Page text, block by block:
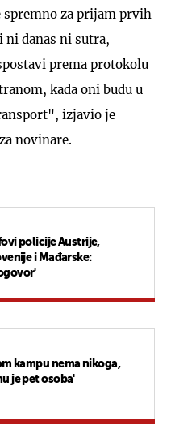
za prijam prvih
ni danas ni sutra,
prema protokolu
kada oni budu u
izjavio je
novinare.
policije Austrije,
i Mađarske:
kampu nema nikoga,
je pet osoba'